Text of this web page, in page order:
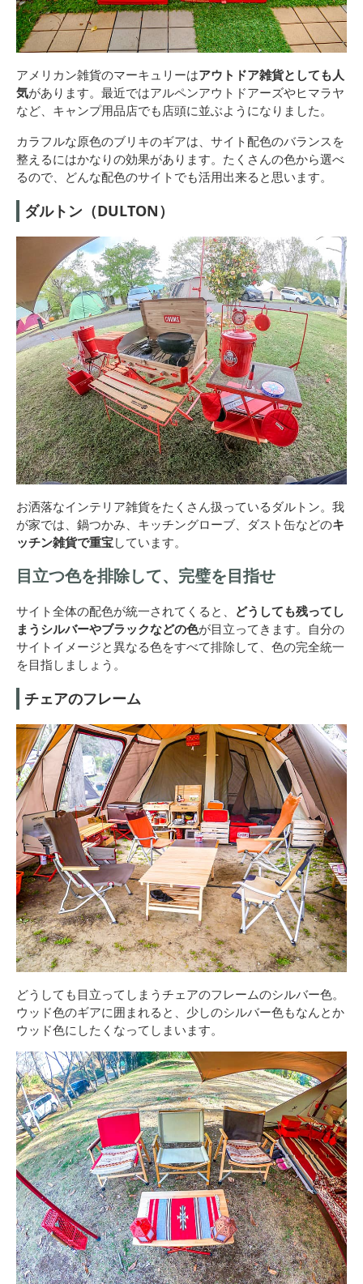
アメリカン雑貨のマーキュリーはアウトドア雑貨としても人
気があります。最近ではアルペンアウトドアーズやヒマラヤ
など、キャンプ用品店でも店頭に並ぶようになりました。
カラフルな原色のブリキのギアは、サイト配色のバランスを
整えるにはかなりの効果があります。たくさんの色から選べ
るので、どんな配色のサイトでも活用出来ると思います。
ダルトン（DULTON）
お洒落なインテリア雑貨をたくさん扱っているダルトン。我
が家では、鍋つかみ、キッチングローブ、ダスト缶などのキ
ッチン雑貨で重宝しています。
目立つ色を排除して、完璧を目指せ
サイト全体の配色が統一されてくると、 どうしても残ってし
まうシルバーやブラックなどの色が目立ってきます。自分の
サイトイメージと異なる色をすべて排除して、色の完全統一
を目指しましょう。
チェアのフレーム
どうしても目立ってしまうチェアのフレームのシルバー色。
ウッド色のギアに囲まれると、少しのシルバー色もなんとか
ウッド色にしたくなってしまいます。